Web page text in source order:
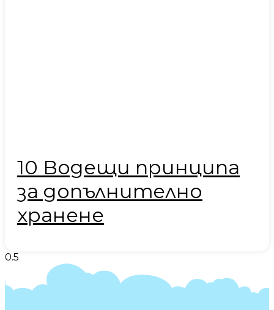
10 Водещи принципа
за допълнително
хранене